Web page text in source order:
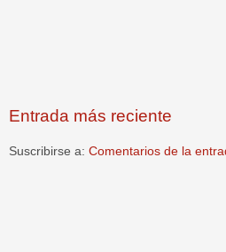
Entrada más reciente
Suscribirse a: Comentarios de la